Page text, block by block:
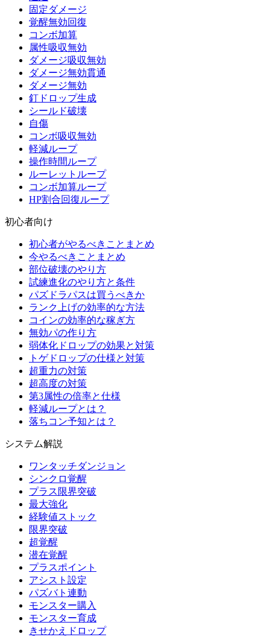
固定ダメージ
覚醒無効回復
コンボ加算
属性吸収無効
ダメージ吸収無効
ダメージ無効貫通
ダメージ無効
釘ドロップ生成
シールド破壊
自傷
コンボ吸収無効
軽減ループ
操作時間ループ
ルーレットループ
コンボ加算ループ
HP割合回復ループ
初心者向け
初心者がやるべきことまとめ
今やるべきことまとめ
部位破壊のやり方
試練進化のやり方と条件
パズドラパスは買うべきか
ランク上げの効率的な方法
コインの効率的な稼ぎ方
無効パの作り方
弱体化ドロップの効果と対策
トゲドロップの仕様と対策
超重力の対策
超高度の対策
第3属性の倍率と仕様
軽減ループとは？
落ちコン予知とは？
システム解説
ワンタッチダンジョン
シンクロ覚醒
プラス限界突破
最大強化
経験値ストック
限界突破
超覚醒
潜在覚醒
プラスポイント
アシスト設定
パズバト連動
モンスター購入
モンスター育成
きせかえドロップ